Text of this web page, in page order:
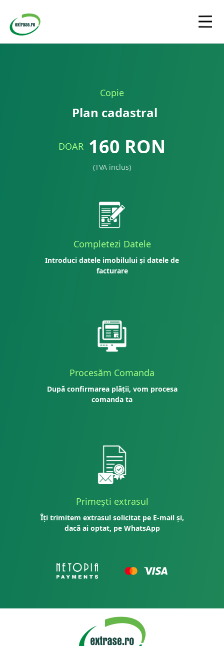
Copie
Plan cadastral
DOAR 160 RON
(TVA inclus)
Completezi Datele
Introduci datele imobilului și datele de
facturare
Procesăm Comanda
După confirmarea plății, vom procesa
comanda ta
Primești extrasul
Îți trimitem extrasul solicitat pe E-mail și,
dacă ai optat, pe WhatsApp